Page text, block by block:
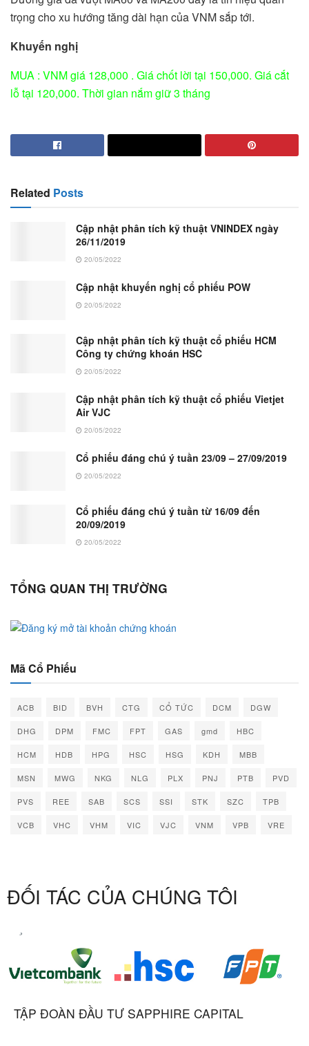
trọng cho xu hướng tăng dài hạn của VNM sắp tới.
Khuyến nghị
MUA : VNM giá 128,000 . Giá chốt lời tại 150,000. Giá cắt
lỗ tại 120,000. Thời gian nắm giữ 3 tháng
Related Posts
Cập nhật phân tích kỹ thuật VNINDEX ngày
26/11/2019
20/05/2022
Cập nhật khuyến nghị cổ phiếu POW
20/05/2022
Cập nhật phân tích kỹ thuật cổ phiếu HCM
Công ty chứng khoán HSC
20/05/2022
Cập nhật phân tích kỹ thuật cổ phiếu Vietjet
Air VJC
20/05/2022
Cổ phiếu đáng chú ý tuần 23/09 – 27/09/2019
20/05/2022
Cổ phiếu đáng chú ý tuần từ 16/09 đến
20/09/2019
20/05/2022
TỔNG QUAN THỊ TRƯỜNG
Mã Cổ Phiếu
ACB BID BVH CTG CỔ TỨC DCM DGW
DHG DPM FMC FPT GAS gmd HBC
HCM HDB HPG HSC HSG KDH MBB
MSN MWG NKG NLG PLX PNJ PTB PVD
PVS REE SAB SCS SSI STK SZC TPB
VCB VHC VHM VIC VJC VNM VPB VRE
ĐỐI TÁC CỦA CHÚNG TÔI
TẬP ĐOÀN ĐẦU TƯ SAPPHIRE CAPITAL